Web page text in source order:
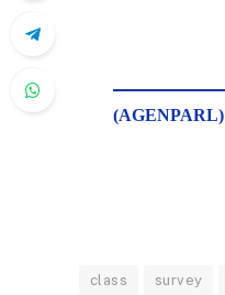
(AGENPARL)
class survey